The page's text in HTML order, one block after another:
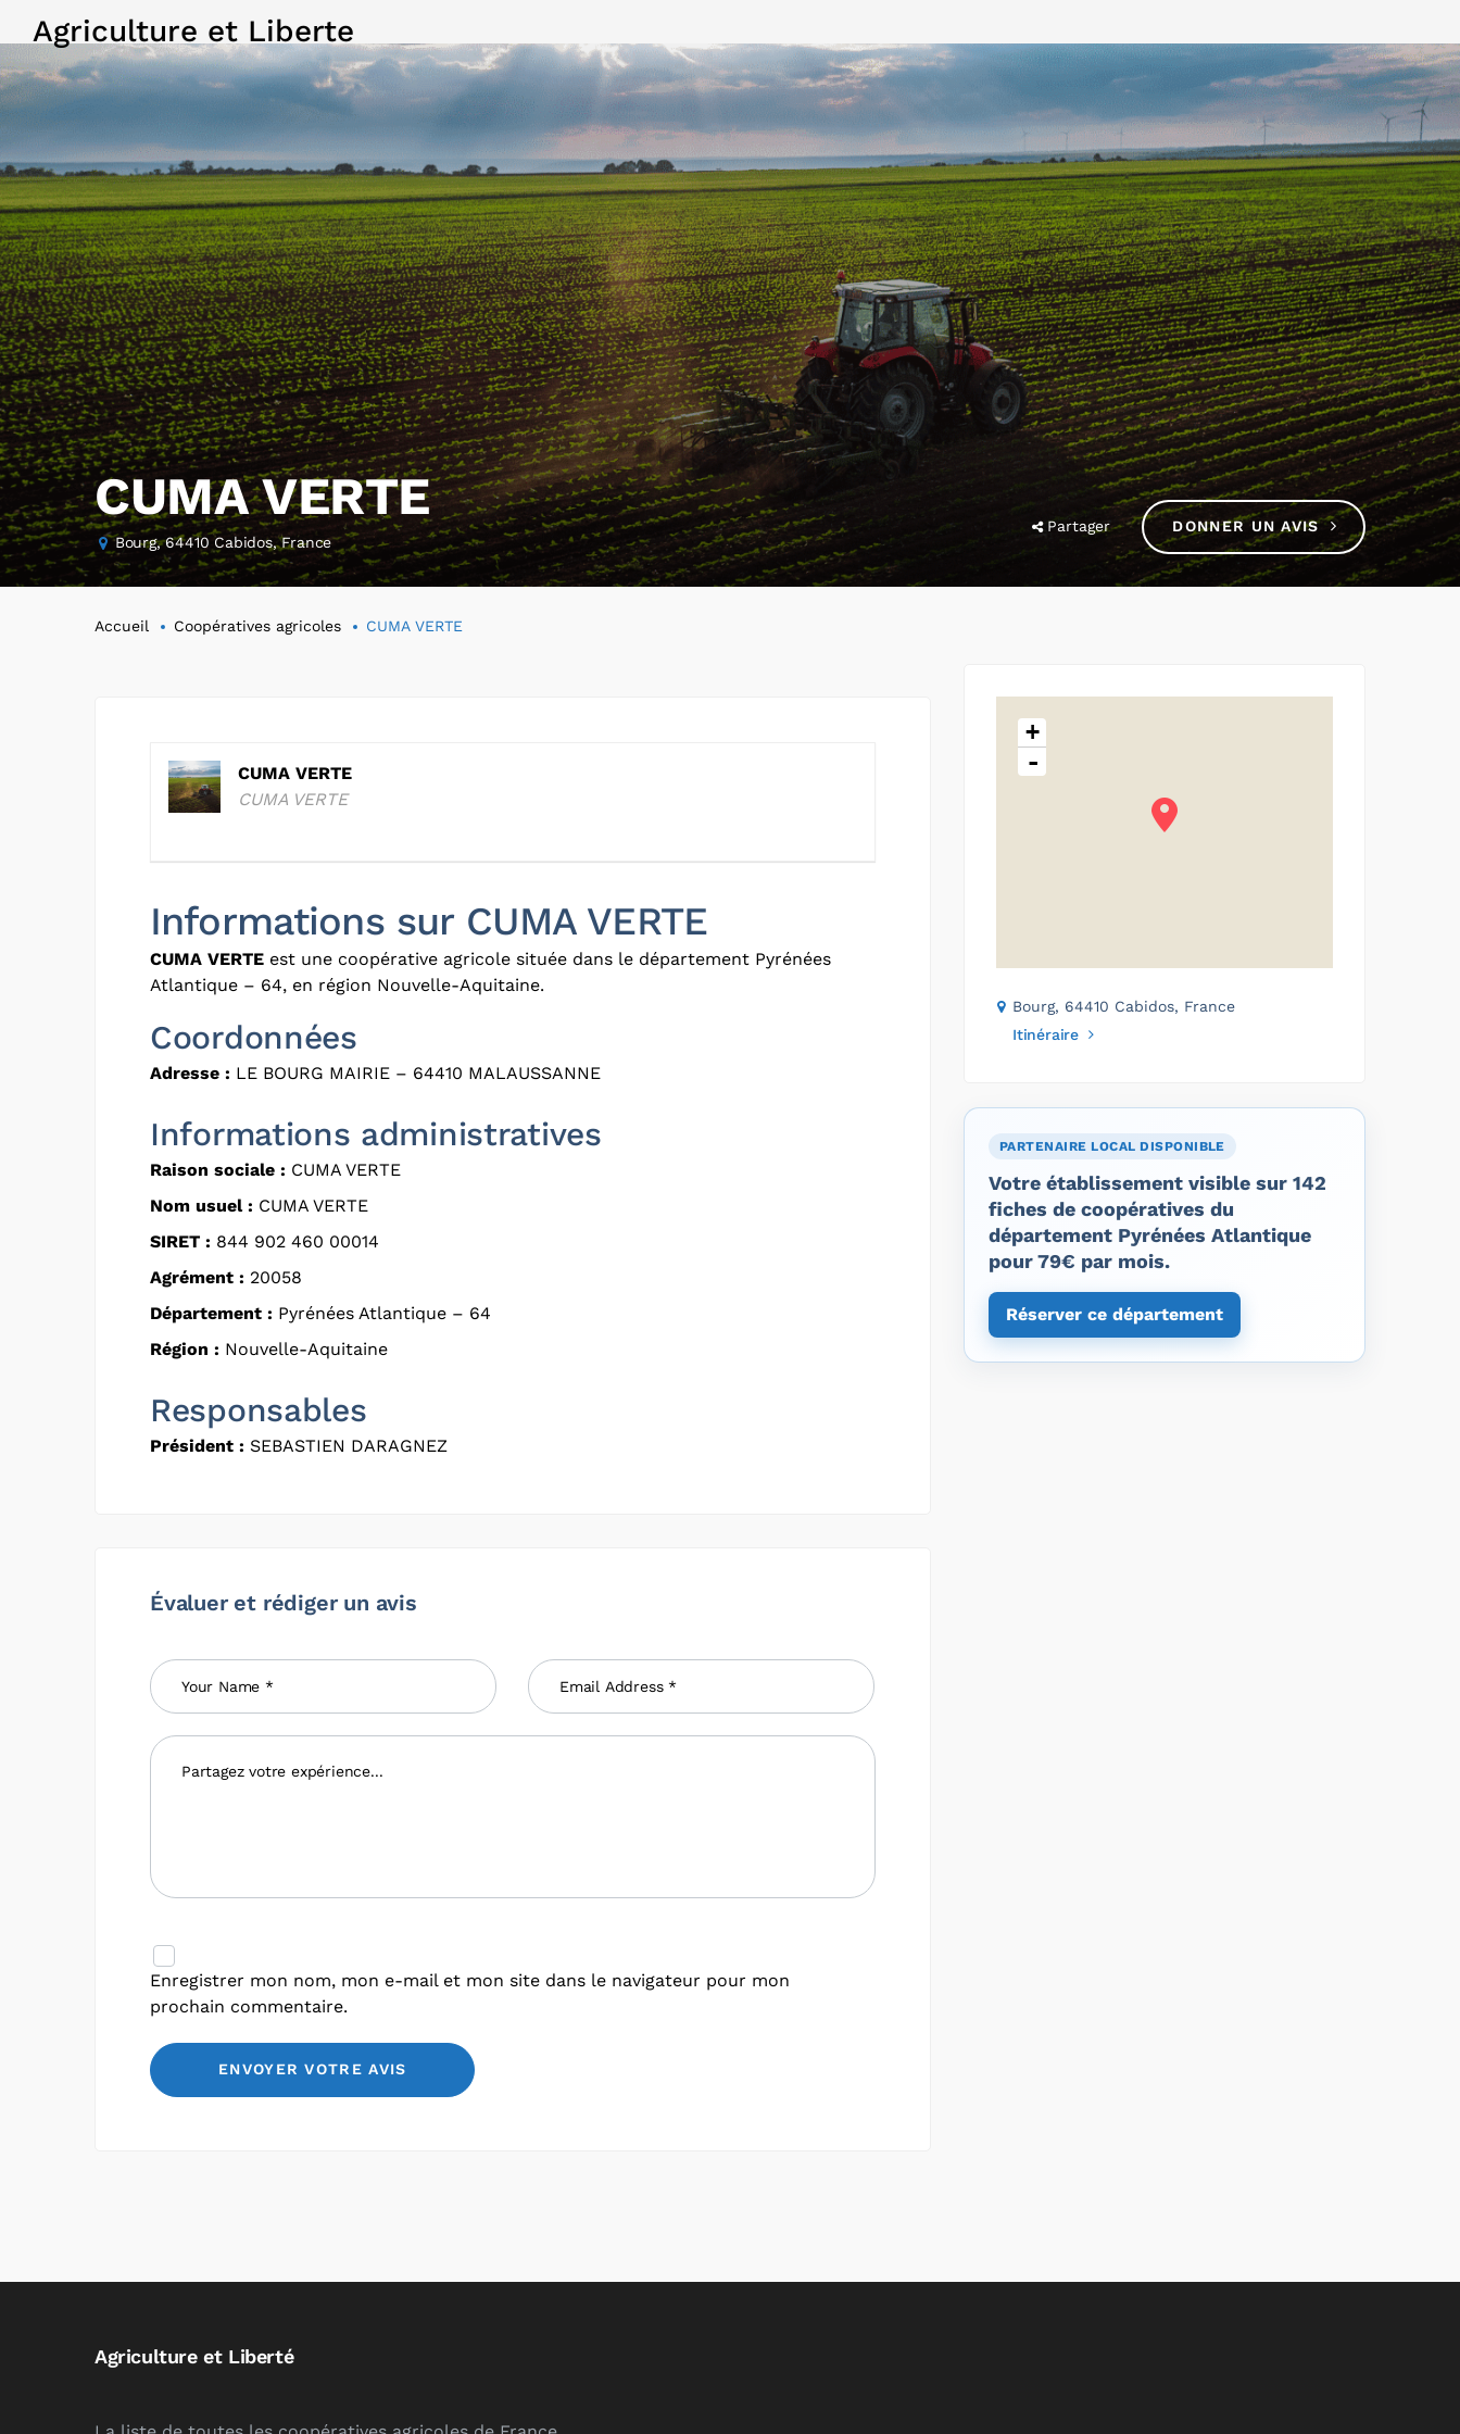
Agriculture et Liberte
CUMA VERTE
Bourg, 64410 Cabidos, France
Partager DONNER UN AVIS
Accueil Coopératives agricoles CUMA VERTE
CUMA VERTE
CUMA VERTE
Informations sur CUMA VERTE
CUMA VERTE est une coopérative agricole située dans le département Pyrénées
Atlantique – 64, en région Nouvelle-Aquitaine.
Coordonnées
Adresse : LE BOURG MAIRIE – 64410 MALAUSSANNE
Informations administratives
Raison sociale : CUMA VERTE
Nom usuel : CUMA VERTE
SIRET : 844 902 460 00014
Agrément : 20058
Département : Pyrénées Atlantique – 64
Région : Nouvelle-Aquitaine
Responsables
Président : SEBASTIEN DARAGNEZ
Évaluer et rédiger un avis
Enregistrer mon nom, mon e-mail et mon site dans le navigateur pour mon
prochain commentaire.
+
-
Bourg, 64410 Cabidos, France
Itinéraire
PARTENAIRE LOCAL DISPONIBLE
Votre établissement visible sur 142
fiches de coopératives du
département Pyrénées Atlantique
pour 79€ par mois.
Réserver ce département
Agriculture et Liberté